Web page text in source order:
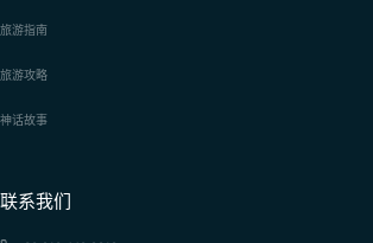
旅游指南
旅游攻略
神话故事
联系我们